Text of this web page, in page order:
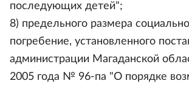
последующих детей";
8) предельного размера
погребение, установленного
администрации Магаданской
2005 года № 96-па "О порядке